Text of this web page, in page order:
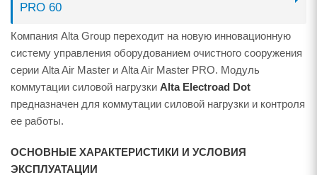
PRO 60
Компания Alta Group переходит на новую инновационную
систему управления оборудованием очистного сооружения
серии Alta Air Master и Alta Air Master PRO. Модуль
коммутации силовой нагрузки Alta Electroad Dot
предназначен для коммутации силовой нагрузки и контроля
ее работы.
ОСНОВНЫЕ ХАРАКТЕРИСТИКИ И УСЛОВИЯ
ЭКСПЛУАТАЦИИ